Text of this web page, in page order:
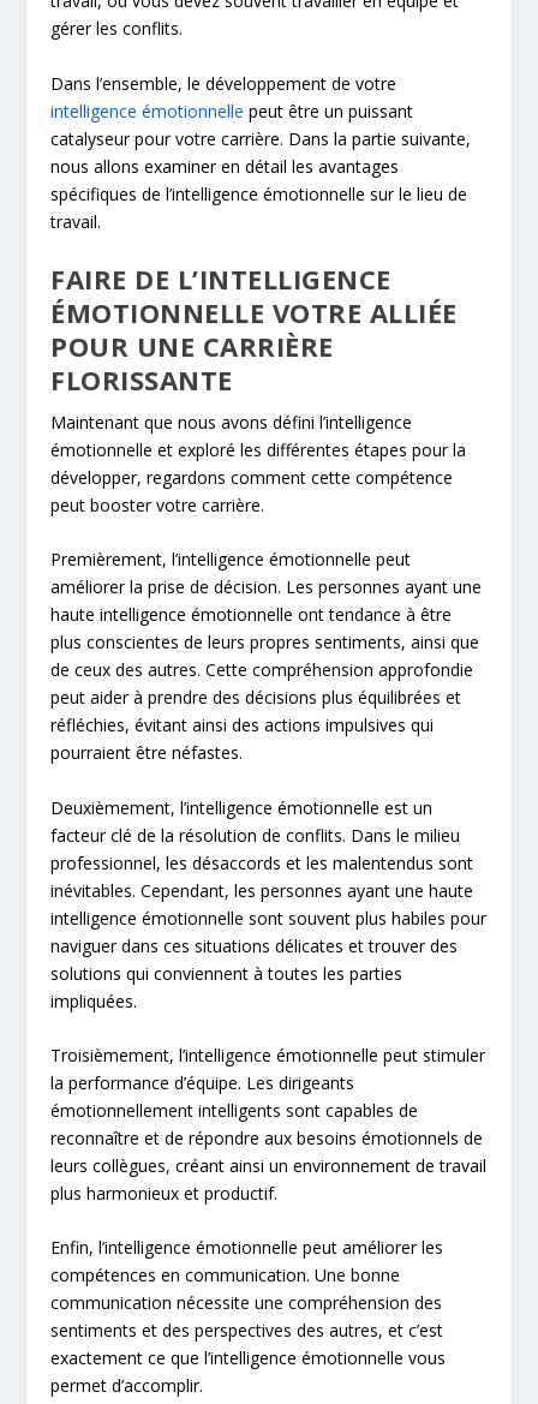
gérer les conflits.
Dans l’ensemble, le développement de votre
intelligence émotionnelle peut être un puissant
catalyseur pour votre carrière. Dans la partie suivante,
nous allons examiner en détail les avantages
spécifiques de l’intelligence émotionnelle sur le lieu de
travail.
FAIRE DE L’INTELLIGENCE
ÉMOTIONNELLE VOTRE ALLIÉE
POUR UNE CARRIÈRE
FLORISSANTE
Maintenant que nous avons défini l’intelligence
émotionnelle et exploré les différentes étapes pour la
développer, regardons comment cette compétence
peut booster votre carrière.
Premièrement, l’intelligence émotionnelle peut
améliorer la prise de décision. Les personnes ayant une
haute intelligence émotionnelle ont tendance à être
plus conscientes de leurs propres sentiments, ainsi que
de ceux des autres. Cette compréhension approfondie
peut aider à prendre des décisions plus équilibrées et
réfléchies, évitant ainsi des actions impulsives qui
pourraient être néfastes.
Deuxièmement, l’intelligence émotionnelle est un
facteur clé de la résolution de conflits. Dans le milieu
professionnel, les désaccords et les malentendus sont
inévitables. Cependant, les personnes ayant une haute
intelligence émotionnelle sont souvent plus habiles pour
naviguer dans ces situations délicates et trouver des
solutions qui conviennent à toutes les parties
impliquées.
Troisièmement, l’intelligence émotionnelle peut stimuler
la performance d’équipe. Les dirigeants
émotionnellement intelligents sont capables de
reconnaître et de répondre aux besoins émotionnels de
leurs collègues, créant ainsi un environnement de travail
plus harmonieux et productif.
Enfin, l’intelligence émotionnelle peut améliorer les
compétences en communication. Une bonne
communication nécessite une compréhension des
sentiments et des perspectives des autres, et c’est
exactement ce que l’intelligence émotionnelle vous
permet d’accomplir.